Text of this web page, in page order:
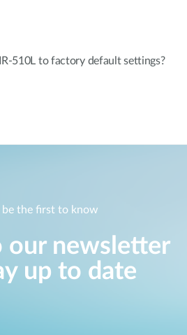
510L to factory default settings?
be the first to know
our newsletter
up to date